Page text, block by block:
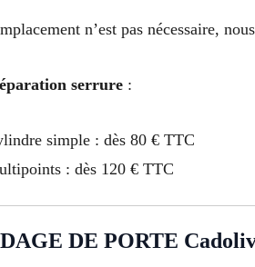
n’est pas nécessaire,
serrure:
simple : dès 80 € TTC
: dès 120 € TTC
DE PORTE